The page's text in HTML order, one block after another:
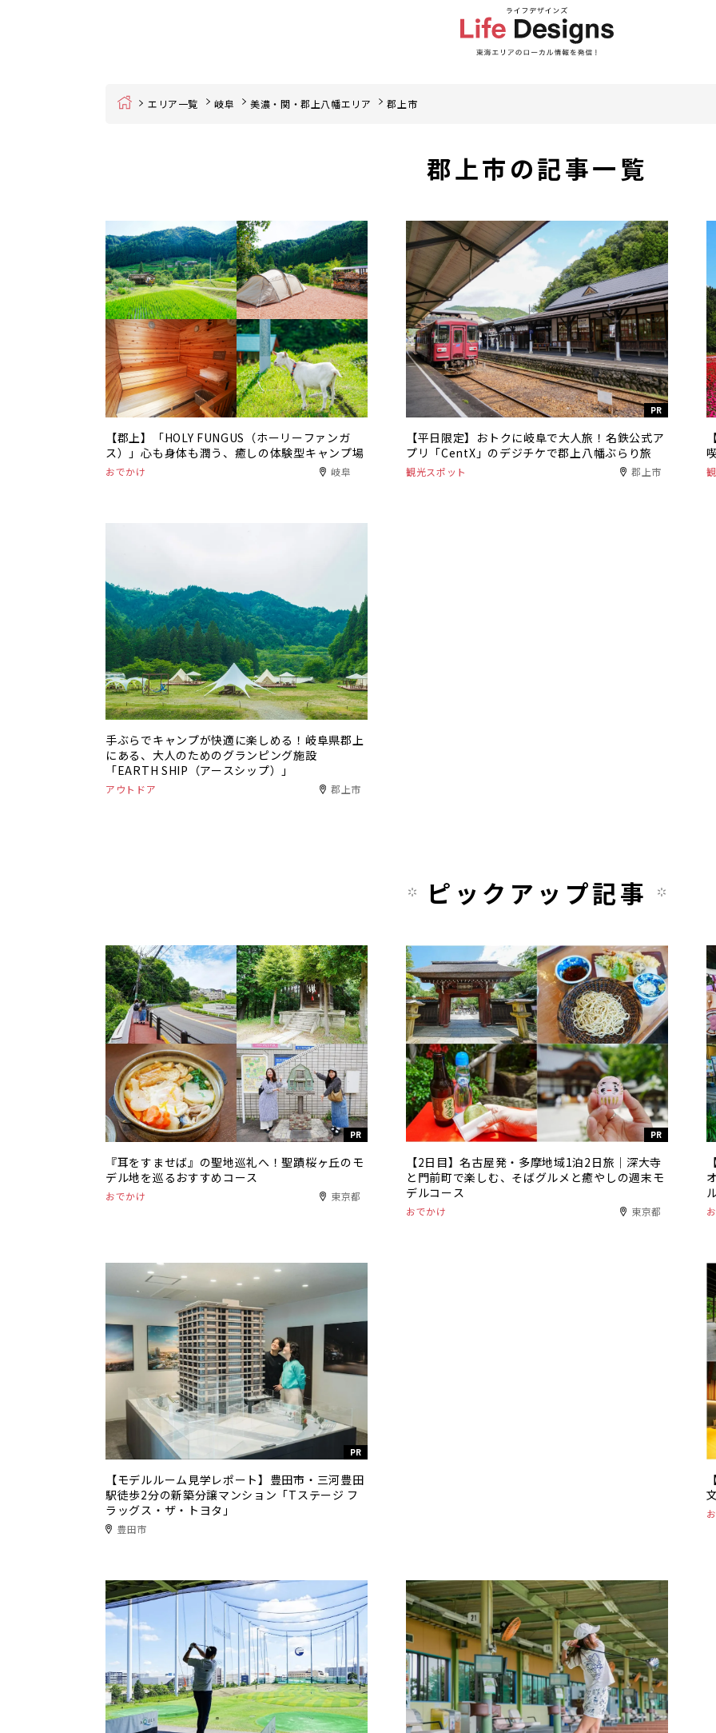
Home エリア一覧 岐阜 美濃・関・郡上八幡エリア 郡上市
郡上市の記事一覧
【郡上】「HOLY FUNGUS（ホーリーファンガ
ス）」心も身体も潤う、癒しの体験型キャンプ場
おでかけ 岐阜
PR
【平日限定】おトクに岐阜で大人旅！名鉄公式ア
プリ「CentX」のデジチケで郡上八幡ぶらり旅
観光スポット 郡上市
手ぶらでキャンプが快適に楽しめる！岐阜県郡上
にある、大人のためのグランピング施設
「EARTH SHIP（アースシップ）」
アウトドア 郡上市
ピックアップ記事
PR
『耳をすませば』の聖地巡礼へ！聖蹟桜ヶ丘のモ
デル地を巡るおすすめコース
おでかけ 東京都
PR
【2日目】名古屋発・多摩地域1泊2日旅｜深大寺
と門前町で楽しむ、そばグルメと癒やしの週末モ
デルコース
おでかけ 東京都
PR
【モデルルーム見学レポート】豊田市・三河豊田
駅徒歩2分の新築分譲マンション「Tステージ フ
ラッグス・ザ・トヨタ」
豊田市